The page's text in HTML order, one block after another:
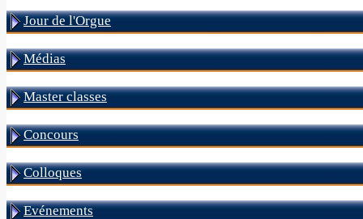
Jour de l'Orgue
Médias
Master classes
Concours
Colloques
Evénements